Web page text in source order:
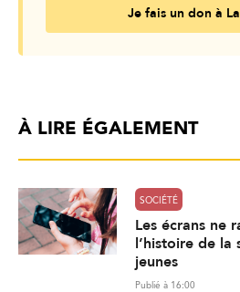
Je fais un don à
À LIRE ÉGALEMENT
SOCIÉTÉ
Les écrans ne
l’histoire de la
jeunes
Publié à 16:00